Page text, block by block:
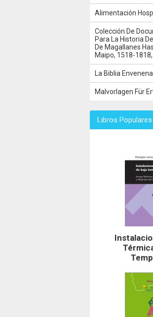
Alimentación
Colección De
Para La Historia
De Magallanes
Maipo, 1518-
La Biblia
Malvorlagen Für
Libros Populares